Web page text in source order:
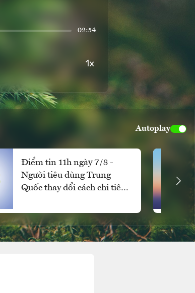
02:54
Autoplay
Điểm tin 11h ngày 7/8 -
Người tiêu dùng Trung
Quốc thay đổi cách chi tiêu